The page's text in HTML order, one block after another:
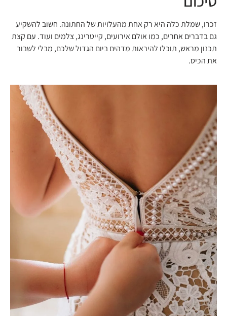
זכרו, שמלת כלה היא רק אחת מהעלויות של החתונה. חשוב להשקיע
גם בדברים אחרים, כמו אולם אירועים, קייטרינג, צלמים ועוד. עם קצת
תכנון מראש, תוכלו להיראות מדהים ביום הגדול שלכם, מבלי לשבור
את הכיס.